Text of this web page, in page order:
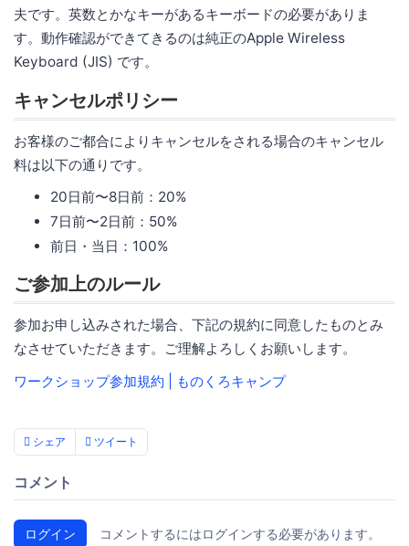
夫です。英数とかなキーがあるキーボードの必要がありま
す。動作確認ができてきるのは純正のApple Wireless
Keyboard (JIS) です。
キャンセルポリシー
お客様のご都合によりキャンセルをされる場合のキャンセル
料は以下の通りです。
20日前〜8日前：20%
7日前〜2日前：50%
前日・当日：100%
ご参加上のルール
参加お申し込みされた場合、下記の規約に同意したものとみ
なさせていただきます。ご理解よろしくお願いします。
ワークショップ参加規約 | ものくろキャンプ
シェア ツイート
コメント
ログイン コメントするにはログインする必要があります。